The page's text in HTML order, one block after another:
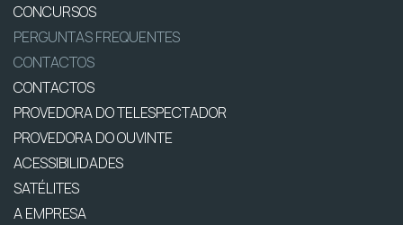
CONCURSOS
PERGUNTAS FREQUENTES
CONTACTOS
CONTACTOS
PROVEDORA DO TELESPECTADOR
PROVEDORA DO OUVINTE
ACESSIBILIDADES
SATÉLITES
A EMPRESA